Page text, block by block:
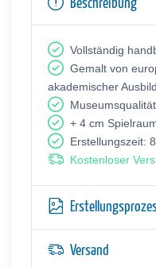
Beschreibung
Vollständig
Gemalt von
akademischer
Museumsqualität
+ 4 cm
Erstellungszeit:
Kostenloser
Versand